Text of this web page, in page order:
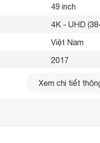
với thiết kế tinh tế, sang
49 inch
4K - UHD
Việt Nam
2017
Không
Xem chi tiết